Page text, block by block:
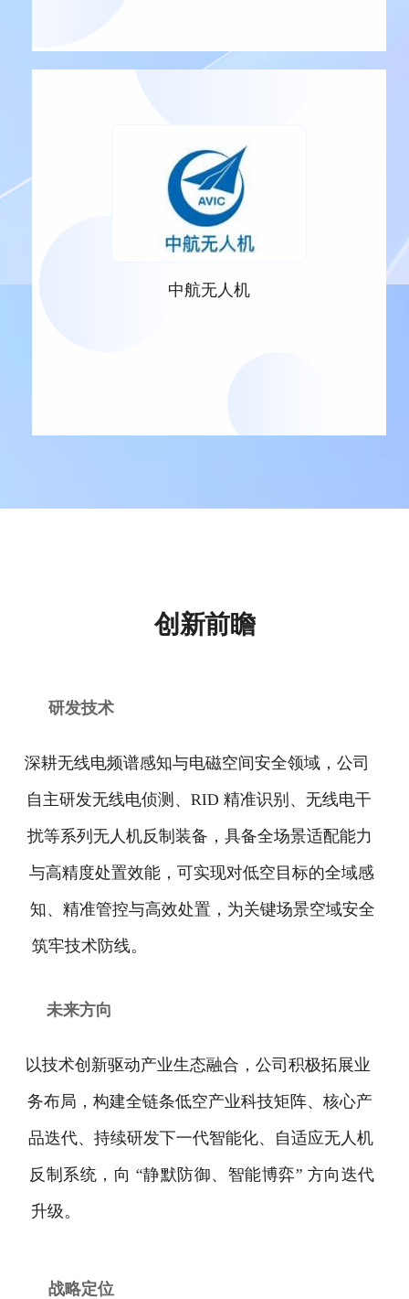
中航无人机
创新前瞻
研发技术
深耕无线电频谱感知与电磁空间安全领域，公司
自主研发无线电侦测、RID 精准识别、无线电干
扰等系列无人机反制装备，具备全场景适配能力
与高精度处置效能，可实现对低空目标的全域感
知、精准管控与高效处置，为关键场景空域安全
筑牢技术防线。
未来方向
以技术创新驱动产业生态融合，公司积极拓展业
务布局，构建全链条低空产业科技矩阵、核心产
品迭代、持续研发下一代智能化、自适应无人机
反制系统，向 “静默防御、智能博弈” 方向迭代
升级。
战略定位